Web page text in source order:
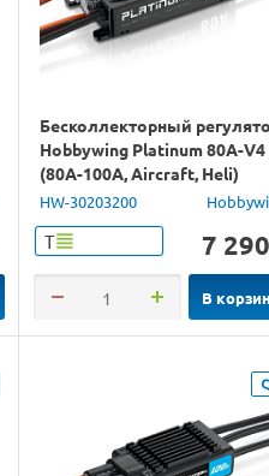
Бесколлекторный
Hobbywing Platinum 80A-V4
(80A-100A, Aircraft, Heli)
HW-30203200
Т 7 290
В